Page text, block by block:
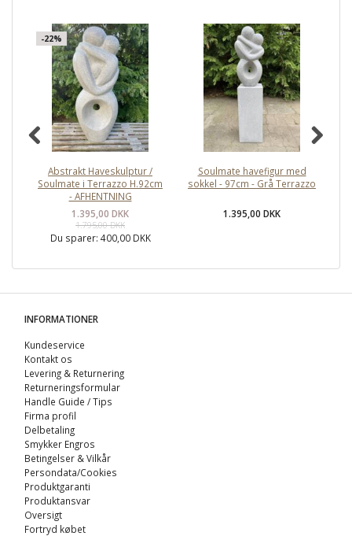
-22%
Abstrakt Haveskulptur /
Soulmate i Terrazzo H.92cm
- AFHENTNING
1.395,00 DKK
1.795,00 DKK
Du sparer: 400,00 DKK
Soulmate havefigur med
sokkel - 97cm - Grå Terrazzo
1.395,00 DKK
INFORMATIONER
Kundeservice
Kontakt os
Levering & Returnering
Returneringsformular
Handle Guide / Tips
Firma profil
Delbetaling
Smykker Engros
Betingelser & Vilkår
Persondata/Cookies
Produktgaranti
Produktansvar
Oversigt
Fortryd købet